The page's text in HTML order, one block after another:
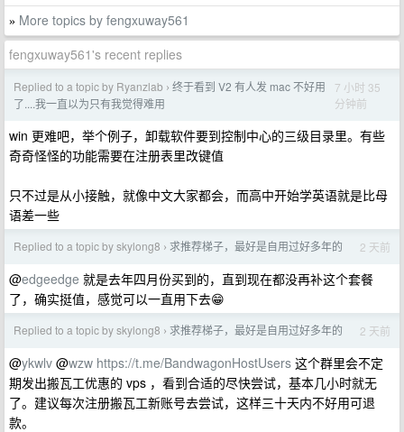
» More topics by fengxuway561
fengxuway561's recent replies
Replied to a topic by Ryanzlab › 终于看到 V2 有人发 mac 不好用
了....我一直以为只有我觉得难用
7 小时 35
分钟前
win 更难吧，举个例子，卸载软件要到控制中心的三级目录里。有些
奇奇怪怪的功能需要在注册表里改键值
只不过是从小接触，就像中文大家都会，而高中开始学英语就是比母
语差一些
Replied to a topic by skylong8 › 求推荐梯子，最好是自用过好多年的 2 天前
@edgeedge 就是去年四月份买到的，直到现在都没再补这个套餐
了，确实挺值，感觉可以一直用下去😁
Replied to a topic by skylong8 › 求推荐梯子，最好是自用过好多年的 2 天前
@ykwlv @wzw https://t.me/BandwagonHostUsers 这个群里会不定
期发出搬瓦工优惠的 vps ，看到合适的尽快尝试，基本几小时就无
了。建议每次注册搬瓦工新账号去尝试，这样三十天内不好用可退
款。